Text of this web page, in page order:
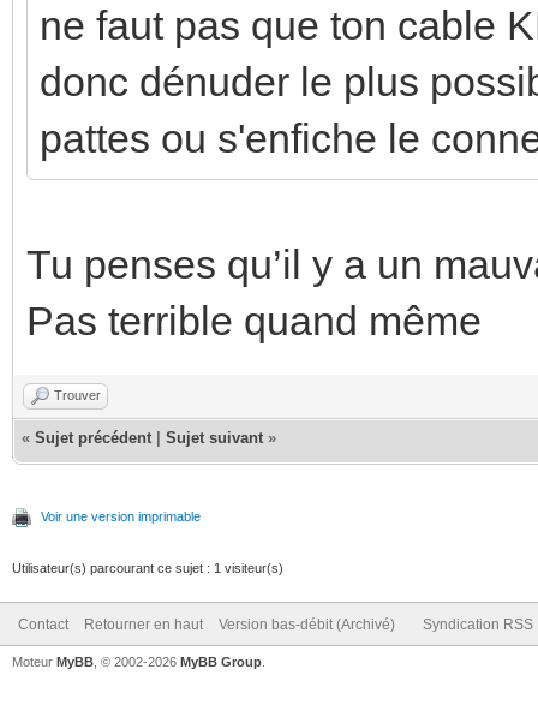
ne faut pas que ton cable
donc dénuder le plus
pattes ou s'enfiche le
Tu penses qu’il y a un
Pas terrible quand même
Trouver
« Sujet précédent Sujet suivant »
Voir une version imprimable
Utilisateur(s) parcourant ce sujet : 1 visiteur(s)
Contact Retourner en haut Version bas-débit (Archivé) Syndication RSS
Moteur MyBB , © 2002-2026 MyBB Group